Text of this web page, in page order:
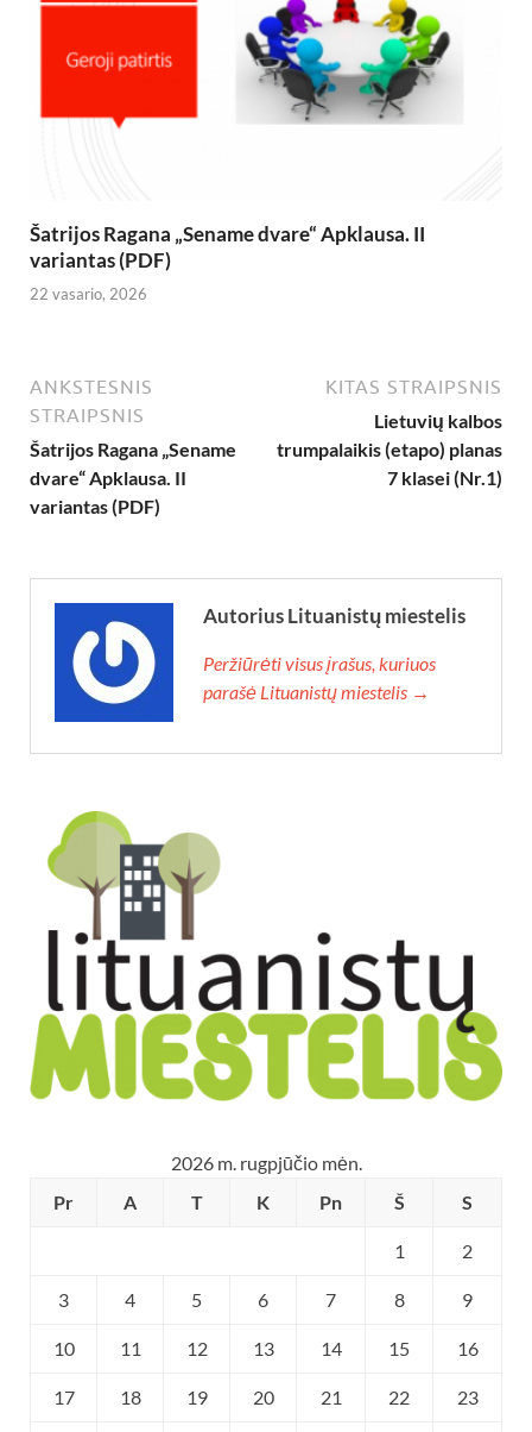
Šatrijos Ragana „Sename dvare“ Apklausa. II
variantas (PDF)
22 vasario, 2026
ANKSTESNIS
STRAIPSNIS
Šatrijos Ragana „Sename
dvare“ Apklausa. II
variantas (PDF)
KITAS STRAIPSNIS
Lietuvių kalbos
trumpalaikis (etapo) planas
7 klasei (Nr.1)
Autorius Lituanistų miestelis
Peržiūrėti visus įrašus, kuriuos
parašė Lituanistų miestelis →
2026 m. rugpjūčio mėn.
Pr
A T K Pn Š S
1 2
3 4 5 6 7 8 9
10 11 12 13 14 15 16
17 18 19 20 21 22 23